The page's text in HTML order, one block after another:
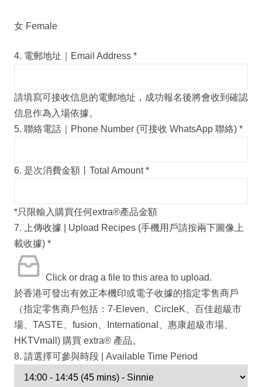
女 Female
4. 電郵地址｜Email Address *
請填寫可接收信息的電郵地址，成功報名後將會收到確認
信息作為入場依據。
5. 聯絡電話｜Phone Number (可接收 WhatsApp 聯絡) *
6. 是次消費金額丨Total Amount*
*只限輸入購買任何extra®️產品金額
7. 上傳收據 | Upload Recipes (手機用戶請按兩下圖像上
載收據) *
Click or drag a file to this area to upload.
於香港可發出有效正本機印或電子收據的指定零售商戶
（指定零售商戶包括：7-Eleven、CircleK、百佳超級市
場、TASTE、fusion、International、惠康超級市場、
HKTVmall) 購買 extra® 產品。
8. 請選擇可參與時段 | Available Time Period